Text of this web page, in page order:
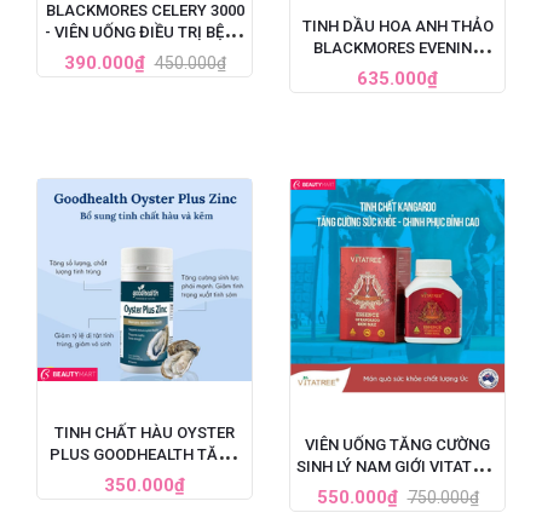
BLACKMORES CELERY 3000
- VIÊN UỐNG ĐIỀU TRỊ BỆNH
GOUT CỦA ÚC, HỘP 50 VIÊN
390.000₫ 450.000₫
TINH DẦU HOA ANH THẢO
BLACKMORES EVENING
PRIMROSE OIL ÚC, HỘP 190
VIÊN
635.000₫
TINH CHẤT HÀU OYSTER
PLUS GOODHEALTH TĂNG
CƯỜNG SINH LÝ CHO NAM
GIỚI, HỘP 60 VIÊN
350.000₫
VIÊN UỐNG TĂNG CƯỜNG
SINH LÝ NAM GIỚI VITATREE
ESSENCE OF KANGAROO
40000 MAX - 100 VIÊN
550.000₫ 750.000₫